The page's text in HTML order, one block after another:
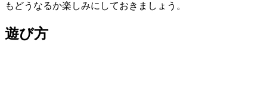
もどうなるか楽しみにしておきましょう。
遊び方